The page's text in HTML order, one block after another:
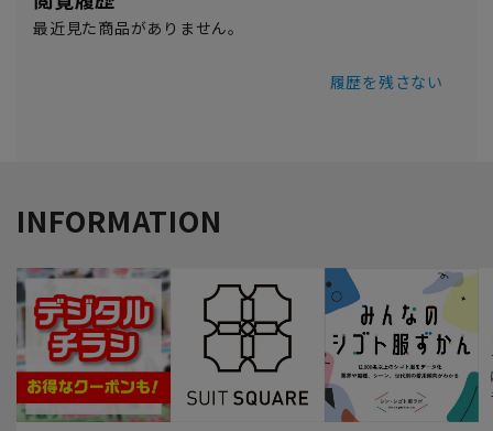
最近見た商品がありません。
履歴を残さない
INFORMATION